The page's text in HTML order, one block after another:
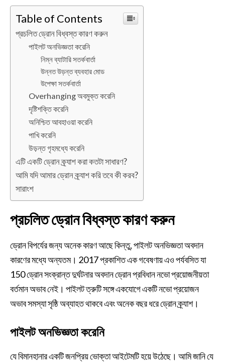
Table of Contents
প্রচলিত ড্রোন বিধ্বস্ত কারণ করুন
পাইলট অনভিজ্ঞতা করেনি
নিম্ন ব্যাটারি সতর্কবার্তা
উন্নত উড়ন্ত ব্যবহার মোড
উপেক্ষা সতর্কবার্তা
Overhanging অবমুক্ত করেনি
দৃষ্টিশক্তি করেনি
অনিশ্চিত আবহাওয়া করেনি
পাখি করেনি
উড়ন্ত গৃহমধ্যে করেনি
এটি একটি ড্রোন ক্র্যাশ করা কতটা সাধারণ?
আমি যদি আমার ড্রোন ক্র্যাশ করি তবে কী করব?
সারাংশ
প্রচলিত ড্রোন বিধ্বস্ত কারণ করুন
ড্রোন বিপর্যের জন্য অনেক কারণ আছে কিন্তু, পাইলট অনভিজ্ঞতা অবদান
কারণের মধ্যে অন্যতম। 2017 প্রকাশিত এক গবেষণায় এও পর্যবসিত যা
150 ড্রোন সংক্রান্ত দুর্ঘটনার অবদান ড্রোন প্রবিধান নভো প্রয়োজনীয়তা
বর্তমান অভাব নেই। পাইলট ত্রুটি সঙ্গে একযোগে একটি নভো প্রয়োজন
অভাব সমস্যা সৃষ্ঠি অব্যাহত থাকবে এবং অনেক বছর ধরে ড্রোন ক্র্যাশ।
পাইলট অনভিজ্ঞতা করেনি
যে বিমানহানার একটি জনপ্রিয় ভোক্তা আইটেমটি হয়ে উঠেছে। আমি জানি যে